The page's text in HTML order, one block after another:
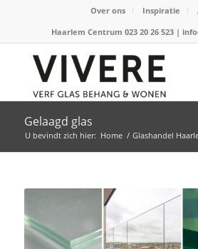
Over ons Inspiratie
Haarlem Centrum 023 20 26 523 |
Gelaagd glas
U bevindt zich hier: Home / Glashandel